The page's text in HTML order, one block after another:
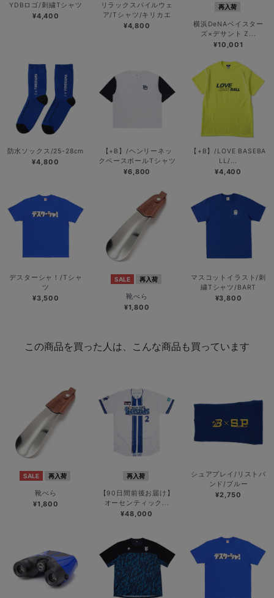
YDBロゴ/刺繍Tシャツ
¥4,400
リラックスパイルウェ
ア/Tシャツ/キリカエ
¥4,800
再入荷
横浜DeNAベイスター
ズ×デサント Z...
¥10,001
防水ソックス/25-28cm
¥4,800
【+B】/ヘンリーネッ
クベースボールTシャツ
¥6,800
【+B】/LOVE BASEBA
LL/...
¥4,400
デスターシャ！/Tシャ
ツ
¥3,500
SALE 再入荷
靴べら
¥1,800
マスコットイラスト/刺
繍Tシャツ/BART
¥3,800
この商品を買った人は、こんな商品も買っています
SALE 再入荷
靴べら
¥1,800
再入荷
【90日間前後お届け】
オーセンティック...
¥48,000
シュアプレイ/リストバ
ンド/ブルー
¥2,750